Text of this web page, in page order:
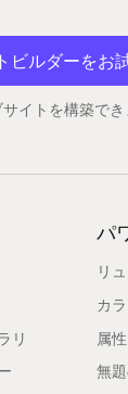
ビルダーをお
イトを構築でき
リ
パ
リ
カ
属性
無